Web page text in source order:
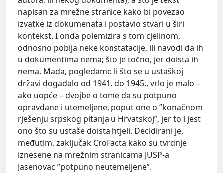
napisan za mrežne stranice kako bi povezao
izvatke iz dokumenata i postavio stvari u širi
kontekst. I onda polemizira s tom cjelinom,
odnosno pobija neke konstatacije, ili navodi da ih
u dokumentima nema; što je točno, jer doista ih
nema. Mada, pogledamo li što se u ustaškoj
državi događalo od 1941. do 1945., vrlo je malo –
ako uopće – dvojbe o tome da su potpuno
opravdane i utemeljene, poput one o ”konačnom
rješenju srpskog pitanja u Hrvatskoj”, jer to i jest
ono što su ustaše doista htjeli. Decidirani je,
međutim, zaključak CroFacta kako su tvrdnje
iznesene na mrežnim stranicama JUSP-a
Jasenovac ”potpuno neutemeljene”.